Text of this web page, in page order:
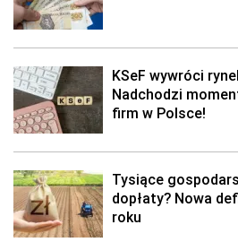
KSeF wywróci
Nadchodzi
firm w Polsce!
Tysiące
dopłaty? Nowa
roku